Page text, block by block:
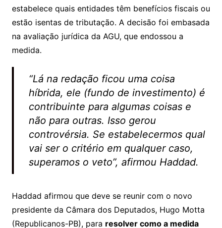
estabelece quais entidades têm benefícios fiscais ou
estão isentas de tributação. A decisão foi embasada
na avaliação jurídica da AGU, que endossou a
medida.
“Lá na redação ficou uma coisa
híbrida, ele (fundo de investimento) é
contribuinte para algumas coisas e
não para outras. Isso gerou
controvérsia. Se estabelecermos qual
vai ser o critério em qualquer caso,
superamos o veto”, afirmou Haddad.
Haddad afirmou que deve se reunir com o novo
presidente da Câmara dos Deputados, Hugo Motta
(Republicanos-PB), para resolver como a medida